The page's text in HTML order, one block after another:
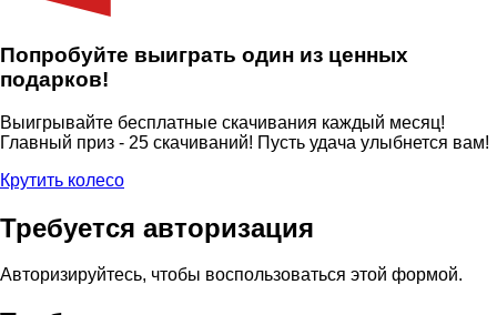
Попробуйте выиграть один из ценных
подарков!
Выигрывайте бесплатные скачивания каждый месяц!
Главный приз - 25 скачиваний! Пусть удача улыбнется вам!
Крутить колесо
Требуется авторизация
Авторизируйтесь, чтобы воспользоваться этой формой.